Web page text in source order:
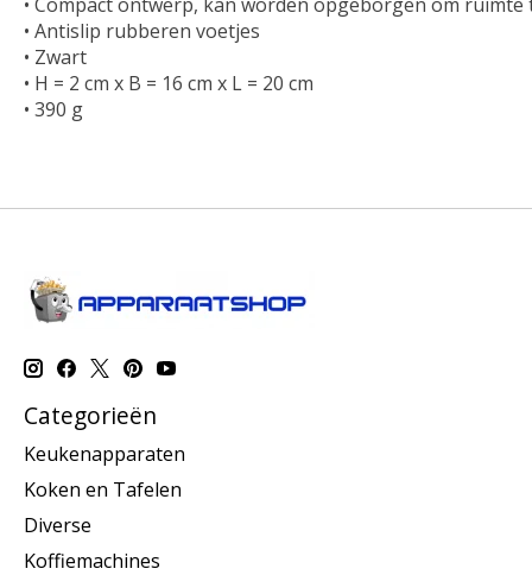
• Antislip rubberen voetjes
• Zwart
• H = 2 cm x B = 16 cm x L = 20 cm
• 390 g
Categorieën
Keukenapparaten
Koken en Tafelen
Diverse
Koffiemachines